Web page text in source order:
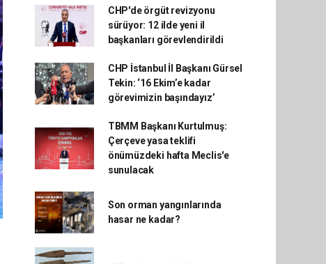
CHP'de örgüt revizyonu
sürüyor: 12 ilde yeni il
başkanları görevlendirildi
CHP İstanbul İl Başkanı Gürsel
Tekin: ‘16 Ekim’e kadar
görevimizin başındayız’
TBMM Başkanı Kurtulmuş:
Çerçeve yasa teklifi
önümüzdeki hafta Meclis'e
sunulacak
Son orman yangınlarında
hasar ne kadar?